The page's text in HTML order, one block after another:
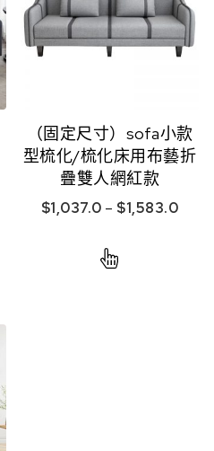
（固定尺寸）sofa小款
型梳化/梳化床用布藝折
疊雙人網紅款
$1,037.0 – $1,583.0